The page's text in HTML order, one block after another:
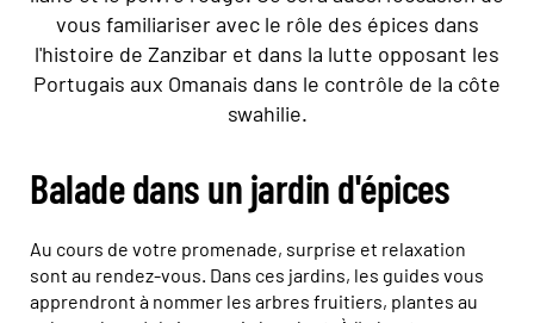
vous familiariser avec le rôle des épices dans
l'histoire de Zanzibar et dans la lutte opposant les
Portugais aux Omanais dans le contrôle de la côte
swahilie.
Balade dans un jardin d'épices
Au cours de votre promenade, surprise et relaxation
sont au rendez-vous. Dans ces jardins, les guides vous
apprendront à nommer les arbres fruitiers, plantes au